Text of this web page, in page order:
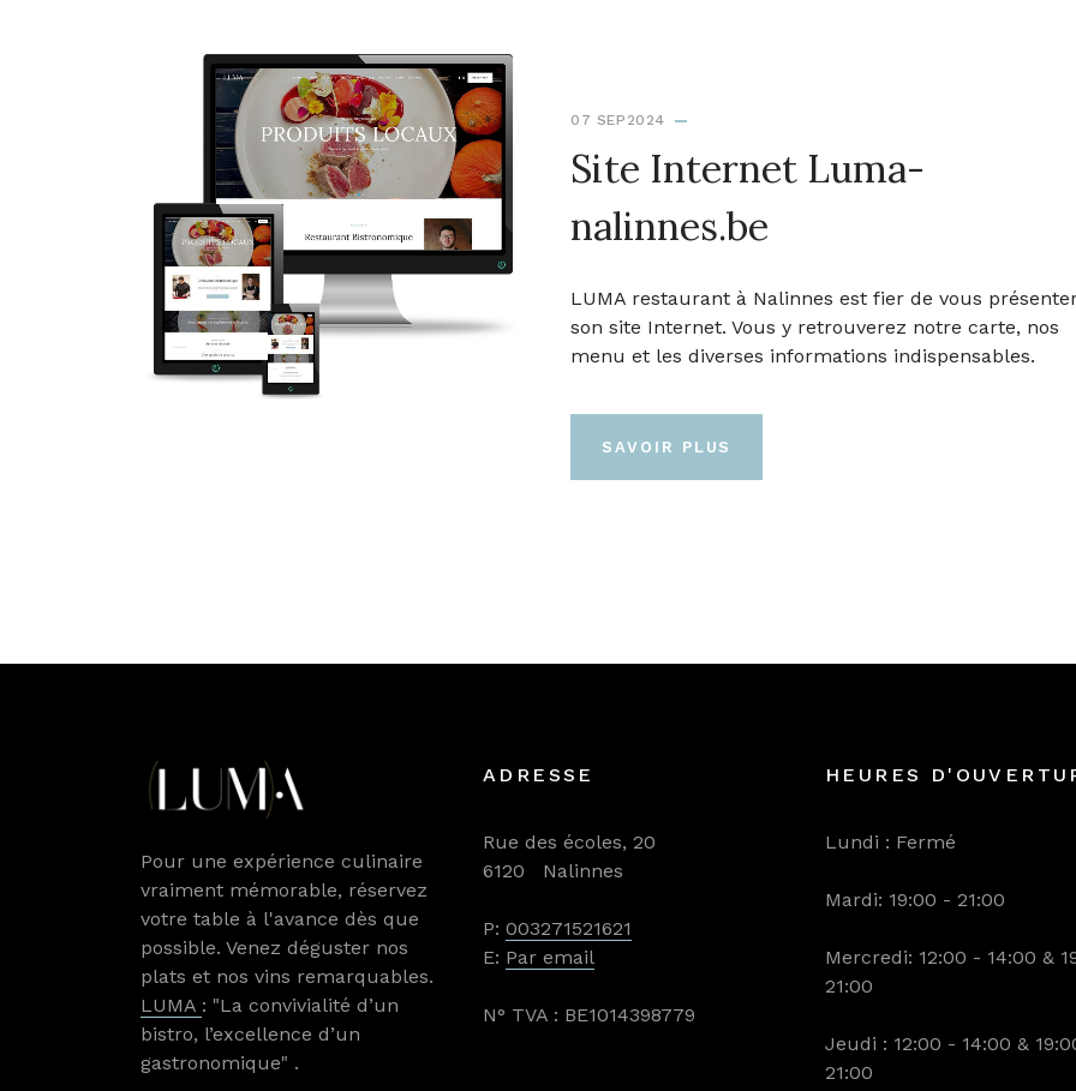
07 SEP2024
Site Internet Luma-
nalinnes.be
LUMA restaurant à Nalinnes est fier de vous
son site Internet. Vous y retrouverez notre carte, nos
menu et les diverses informations indispensables.
SAVOIR PLUS
Pour une expérience culinaire
vraiment mémorable, réservez
votre table à l'avance dès que
possible. Venez déguster nos
plats et nos vins remarquables.
LUMA : "La convivialité d’un
bistro, l’excellence d’un
gastronomique" .
ADRESSE
Rue des écoles, 20
6120 Nalinnes
P: 003271521621
E: Par email
N° TVA : BE1014398779
HEURES
Lundi : Fermé
Mardi: 19:00 - 21:00
Mercredi: 12:00 - 14:00 &
21:00
Jeudi : 12:00 - 14:00 &
21:00